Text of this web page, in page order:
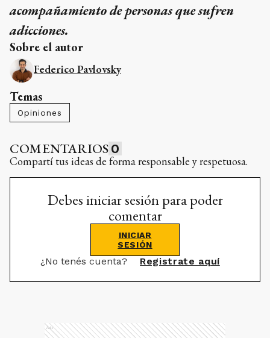
acompañamiento de personas que sufren
adicciones.
Sobre el autor
Federico Pavlovsky
Temas
Opiniones
COMENTARIOS 0
Compartí tus ideas de forma responsable y respetuosa.
Debes iniciar sesión para poder
comentar
INICIAR
SESIÓN
¿No tenés cuenta? Registrate aquí
Ads